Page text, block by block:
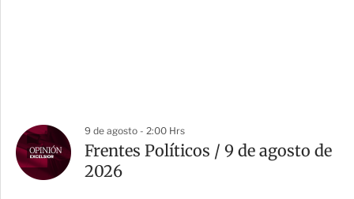
9 de agosto - 2:00 Hrs
Frentes Políticos / 9 de agosto de
2026